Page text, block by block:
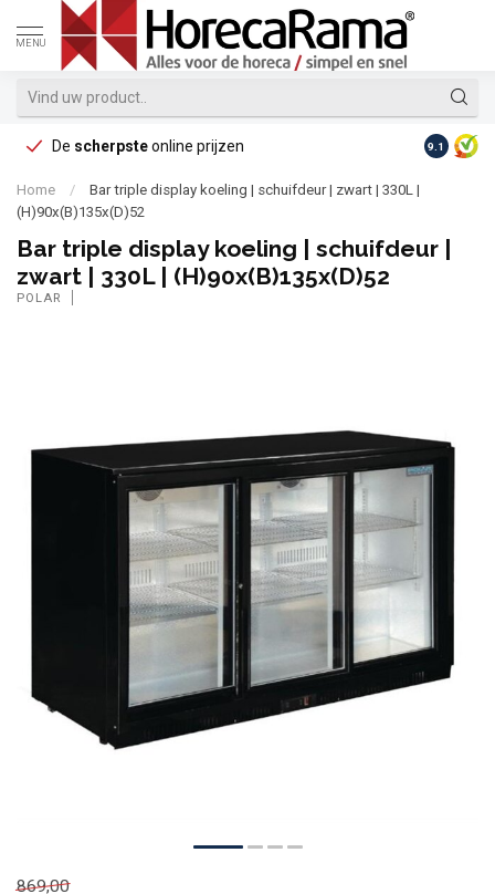
MENU
De scherpsteonline prijzen Op
9.1
Home /
Bar triple display koeling | schuifdeur | zwart | 330L |
(H)90x(B)135x(D)52
Bar triple display koeling | schuifdeur |
zwart | 330L | (H)90x(B)135x(D)52
POLAR
869,00